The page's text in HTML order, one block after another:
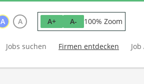
A A A+ A- 100% Zoom
Jobs suchen Firmen entdecken